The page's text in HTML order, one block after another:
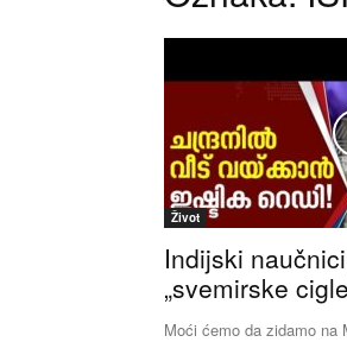
Život
Indijski
„svemirske
Moći ćemo da zidamo na